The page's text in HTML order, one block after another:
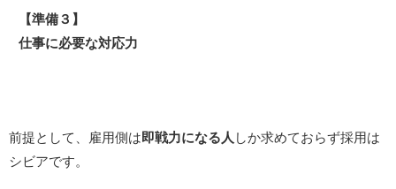
【準備３】
仕事に必要な対応力
前提として、雇用側は即戦力になる人 しか求めておらず採用は
シビアです。